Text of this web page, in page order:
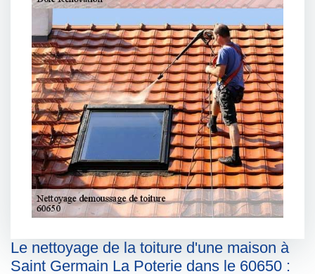
Le nettoyage de la toiture d'une maison à
Saint Germain La Poterie dans le 60650 :